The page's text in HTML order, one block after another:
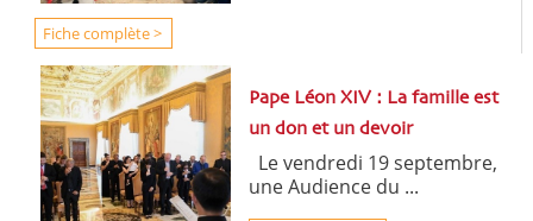
Fiche complète >
Pape Léon XIV : La famille est
un don et un devoir
Le vendredi 19 septembre,
une Audience du ...